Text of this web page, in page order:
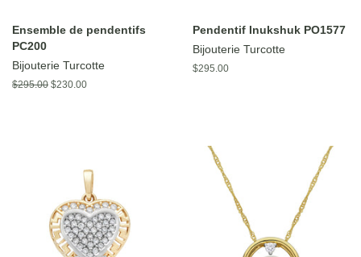
Ensemble de pendentifs
PC200
Bijouterie Turcotte
Prix
$295.00 Prix
$230.00
Pendentif Inukshuk PO1577
Bijouterie Turcotte
Prix
$295.00